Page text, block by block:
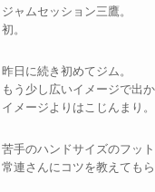
ジャムセッション三鷹。
初。
昨日に続き初めてジム。
もう少し広いイメージで出か
イメージよりはこじんまり。
苦手のハンドサイズのフッ
常連さんにコツを教えても